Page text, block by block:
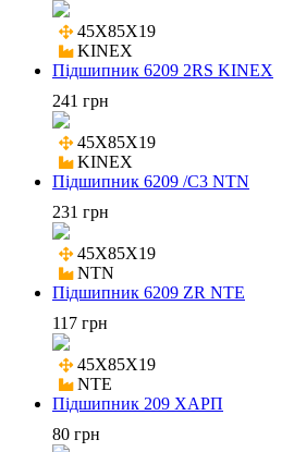
45X85X19
KINEX
Підшипник 6209 2RS KINEX
241 грн
45X85X19
KINEX
Підшипник 6209 /C3 NTN
231 грн
45X85X19
NTN
Підшипник 6209 ZR NTE
117 грн
45X85X19
NTE
Підшипник 209 ХАРП
80 грн